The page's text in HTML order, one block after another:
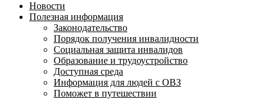
Новости
Полезная информация
Законодательство
Порядок получения инвалидности
Социальная защита инвалидов
Образование и трудоустройство
Доступная среда
Информация для людей с ОВЗ
Поможет в путешествии